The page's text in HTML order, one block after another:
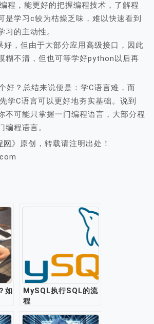
程，能更好的把握编程技术，了解程
是学习c较为枯燥乏味，难以快速看到
习的主动性。
，但由于大部分应用高级接口，因此
糊不清，但也可等学好python以后再
好？总结来说便是：学C语言难，而
学C语言可以更好地夯实基础。说到
不可能只掌握一门编程语言，大部分程
编程语言。
网》原创，转载请注明出处！
如
MySQL执行SQL的流
程